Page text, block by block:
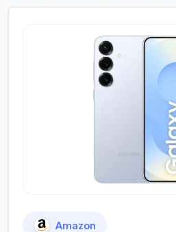
Amazon